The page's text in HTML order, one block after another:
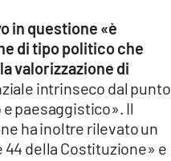
in questione «è
di tipo politico che
valorizzazione di
intrinseco dal punto
paesaggistico». Il
ha inoltre rilevato un
della Costituzione» e